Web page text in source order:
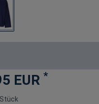
EUR *
Stück